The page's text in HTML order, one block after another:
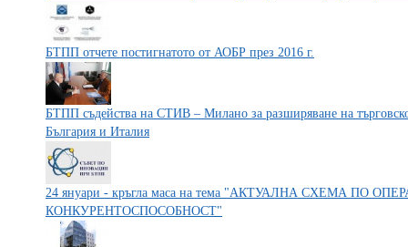
БТПП отчете постигнатото от АОБР през 2016 г.
БТПП съдейства на СТИВ – Милано за разширяване на
България и Италия
24 януари - кръгла маса на тема "АКТУАЛНА СХЕМА ПО
КОНКУРЕНТОСПОСОБНОСТ"